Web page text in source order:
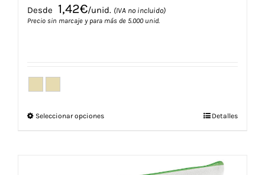
Desde 1,42€/unid. (IVA no incluido)
Precio sin marcaje y para más de 5.000 unid.
Seleccionar opcionesEste
Detalles